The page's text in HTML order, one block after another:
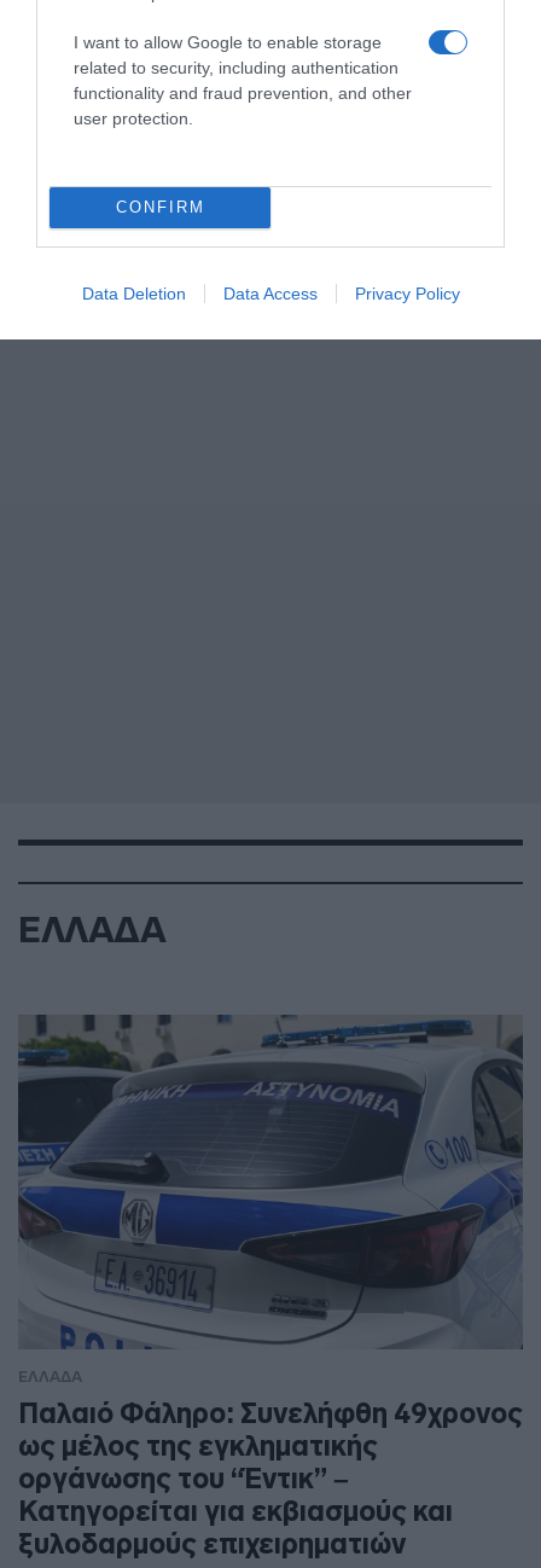
I want to allow Google to enable storage
related to security, including authentication
functionality and fraud prevention, and other
user protection.
CONFIRM
Data Deletion Data Access Privacy Policy
ΕΛΛΑΔΑ
ΕΛΛΑΔΑ
Παλαιό Φάληρο: Συνελήφθη 49χρονος
ως μέλος της εγκληματικής
οργάνωσης του “Έντικ” –
Κατηγορείται για εκβιασμούς και
ξυλοδαρμούς επιχειρηματιών